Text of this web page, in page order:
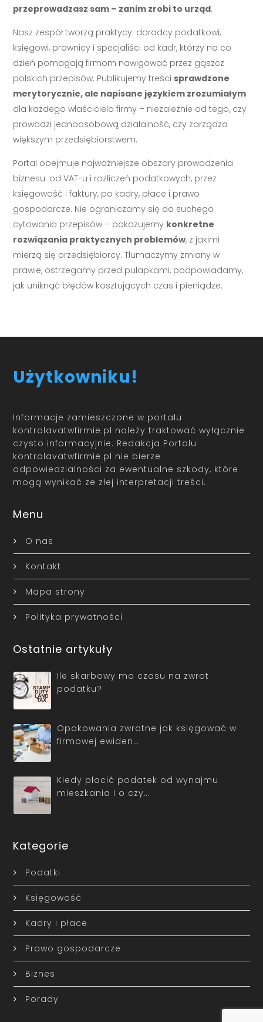
przeprowadzasz sam – zanim zrobi to urząd.
Nasz zespół tworzą praktycy: doradcy podatkowi,
księgowi, prawnicy i specjaliści od kadr, którzy na co
dzień pomagają firmom nawigować przez gąszcz
polskich przepisów. Publikujemy treści sprawdzone
merytorycznie, ale napisane językiem zrozumiałym
dla każdego właściciela firmy – niezależnie od tego, czy
prowadzi jednoosobową działalność, czy zarządza
większym przedsiębiorstwem.
Portal obejmuje najważniejsze obszary prowadzenia
biznesu: od VAT-u i rozliczeń podatkowych, przez
księgowość i faktury, po kadry, płace i prawo
gospodarcze. Nie ograniczamy się do suchego
cytowania przepisów – pokazujemy konkretne
rozwiązania praktycznych problemów, z jakimi
mierzą się przedsiębiorcy. Tłumaczymy zmiany w
prawie, ostrzegamy przed pułapkami, podpowiadamy,
jak uniknąć błędów kosztujących czas i pieniądze.
Użytkowniku!
Informacje zamieszczone w portalu
kontrolavatwfirmie.pl należy traktować wyłącznie
czysto informacyjnie. Redakcja Portalu
kontrolavatwfirmie.pl nie bierze
odpowiedzialności za ewentualne szkody, które
mogą wynikać ze złej interpretacji treści.
Menu
O nas
Kontakt
Mapa strony
Polityka prywatności
Ostatnie artykuły
Ile skarbowy ma czasu na zwrot
podatku?
Opakowania zwrotne jak księgować w
firmowej ewiden…
Kiedy płacić podatek od wynajmu
mieszkania i o czy…
Kategorie
Podatki
Księgowość
Kadry i płace
Prawo gospodarcze
Biznes
Porady